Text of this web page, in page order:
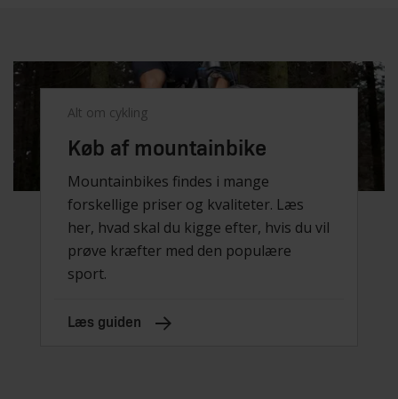
Alt om cykling
Køb af mountainbike
Mountainbikes findes i mange
forskellige priser og kvaliteter. Læs
her, hvad skal du kigge efter, hvis du vil
prøve kræfter med den populære
sport.
Læs guiden